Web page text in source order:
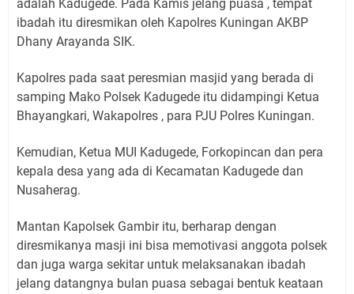
adalah Kadugede. Pada Kamis jelang puasa , tempat
ibadah itu diresmikan oleh Kapolres Kuningan AKBP
Dhany Arayanda SIK.
Kapolres pada saat peresmian masjid yang berada di
samping Mako Polsek Kadugede itu didampingi Ketua
Bhayangkari, Wakapolres , para PJU Polres Kuningan.
Kemudian, Ketua MUI Kadugede, Forkopincan dan pera
kepala desa yang ada di Kecamatan Kadugede dan
Nusaherag.
Mantan Kapolsek Gambir itu, berharap dengan
diresmikanya masji ini bisa memotivasi anggota polsek
dan juga warga sekitar untuk melaksanakan ibadah
jelang datangnya bulan puasa sebagai bentuk keataan